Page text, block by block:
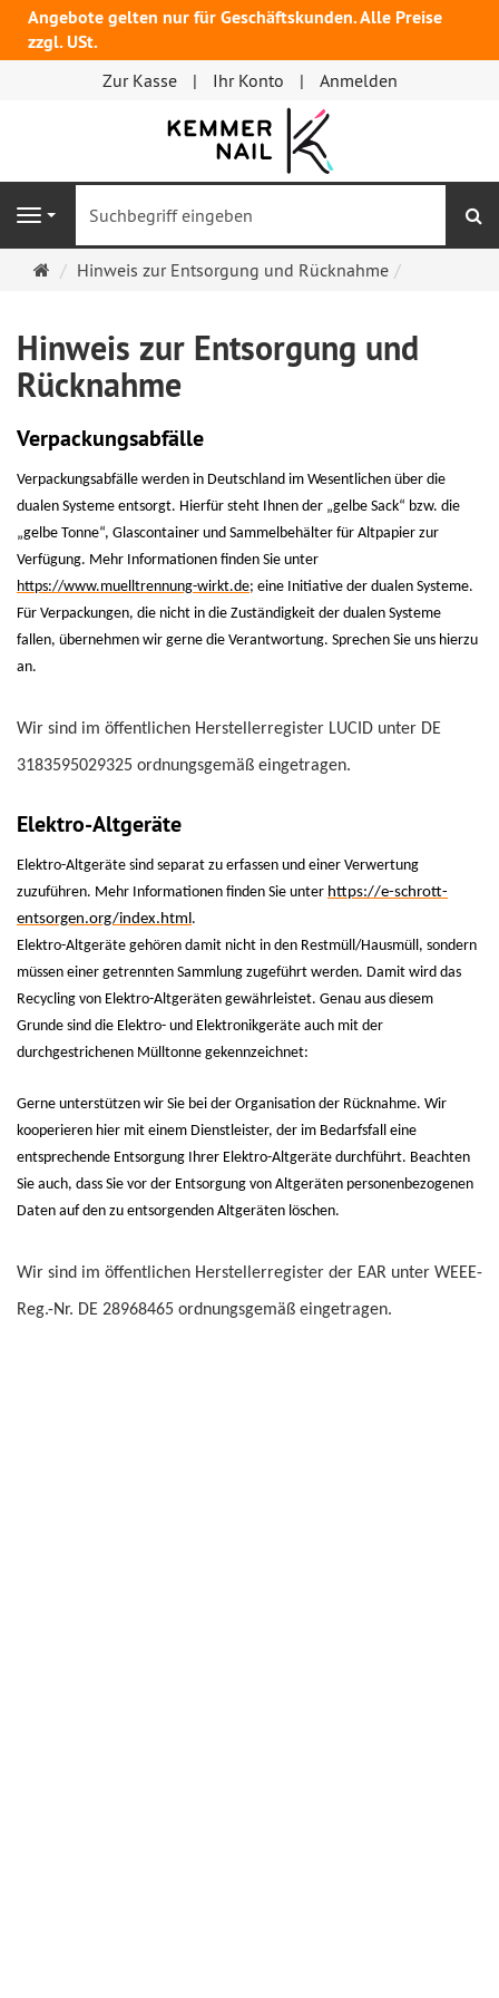
Angebote gelten nur für Geschäftskunden. Alle Preise
zzgl. USt.
Zur Kasse Ihr Konto Anmelden
Navigation
Startseite
Hinweis zur Entsorgung und Rücknahme
Hinweis zur Entsorgung und
Rücknahme
Verpackungsabfälle
Verpackungsabfälle werden in Deutschland im Wesentlichen über die
dualen Systeme entsorgt. Hierfür steht Ihnen der „gelbe Sack“ bzw. die
„gelbe Tonne“, Glascontainer und Sammelbehälter für Altpapier zur
Verfügung. Mehr Informationen finden Sie unter
https://www.muelltrennung-wirkt.de; eine Initiative der dualen Systeme.
Für Verpackungen, die nicht in die Zuständigkeit der dualen Systeme
fallen, übernehmen wir gerne die Verantwortung. Sprechen Sie uns hierzu
an.
Wir sind im öffentlichen Herstellerregister LUCID unter DE
3183595029325 ordnungsgemäß eingetragen.
Elektro-Altgeräte
Elektro-Altgeräte sind separat zu erfassen und einer Verwertung
zuzuführen. Mehr Informationen finden Sie unter https://e-schrott-
entsorgen.org/index.html.
Elektro-Altgeräte gehören damit nicht in den Restmüll/Hausmüll, sondern
müssen einer getrennten Sammlung zugeführt werden. Damit wird das
Recycling von Elektro-Altgeräten gewährleistet. Genau aus diesem
Grunde sind die Elektro- und Elektronikgeräte auch mit der
durchgestrichenen Mülltonne gekennzeichnet:
Gerne unterstützen wir Sie bei der Organisation der Rücknahme. Wir
kooperieren hier mit einem Dienstleister, der im Bedarfsfall eine
entsprechende Entsorgung Ihrer Elektro-Altgeräte durchführt. Beachten
Sie auch, dass Sie vor der Entsorgung von Altgeräten personenbezogenen
Daten auf den zu entsorgenden Altgeräten löschen.
Wir sind im öffentlichen Herstellerregister der EAR unter WEEE-
Reg.-Nr. DE 28968465 ordnungsgemäß eingetragen.